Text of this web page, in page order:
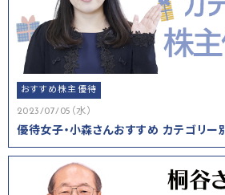
おすすめ株主優待
2023/07/05（水）
優待女子・小森さんおすすめ カテゴリ